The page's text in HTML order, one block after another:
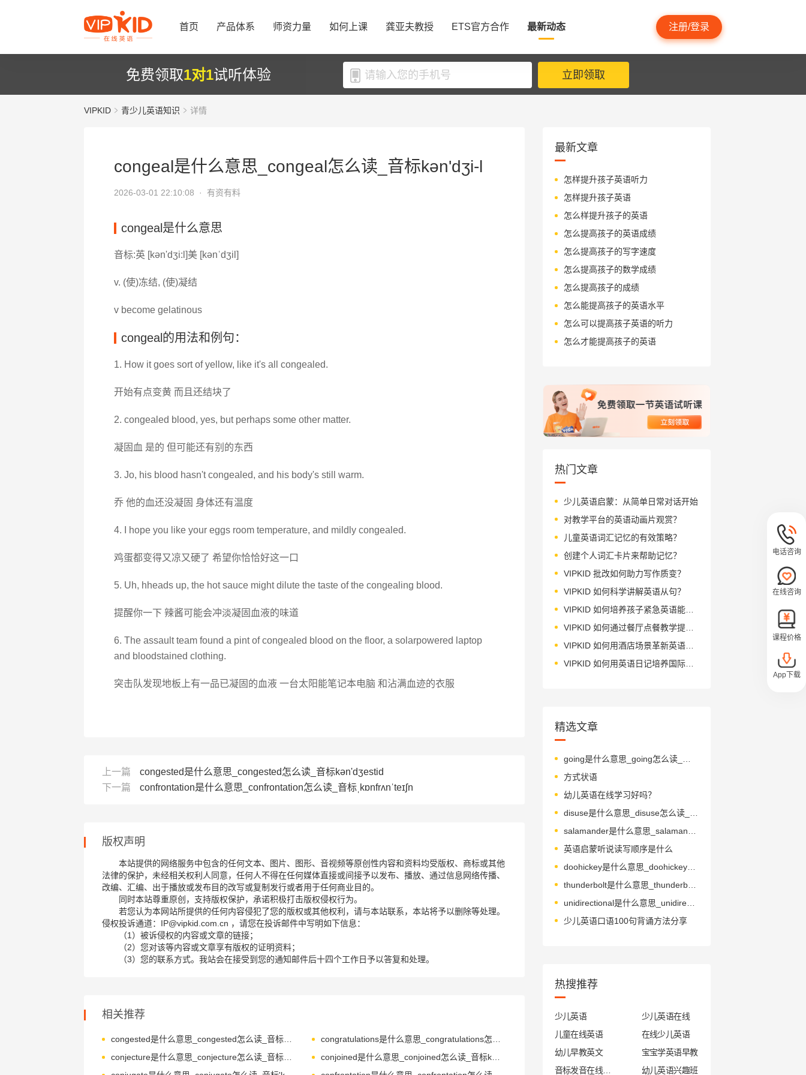
首页 产品体系 师资力量 如何上课 龚亚夫教授 ETS官方合作 最新动态 注册/登录
免费领取1对1试听体验 立即领取
VIPKID 青少儿英语知识 详情
congeal是什么意思_congeal怎么读_音标kən'dʒi-l
2026-03-01 22:10:08 · 有资有料
congeal是什么意思
音标:英 [kən'dʒi:l]美 [kənˈdʒil]
v. (使)冻结, (使)凝结
v become gelatinous
congeal的用法和例句：
1. How it goes sort of yellow, like it's all congealed.
开始有点变黄 而且还结块了
2. congealed blood, yes, but perhaps some other matter.
凝固血 是的 但可能还有别的东西
3. Jo, his blood hasn't congealed, and his body's still warm.
乔 他的血还没凝固 身体还有温度
4. I hope you like your eggs room temperature, and mildly congealed.
鸡蛋都变得又凉又硬了 希望你恰恰好这一口
5. Uh, hheads up, the hot sauce might dilute the taste of the congealing blood.
提醒你一下 辣酱可能会冲淡凝固血液的味道
6. The assault team found a pint of congealed blood on the floor, a solarpowered laptop
and bloodstained clothing.
突击队发现地板上有一品已凝固的血液 一台太阳能笔记本电脑 和沾满血迹的衣服
上一篇
congested是什么意思_congested怎么读_音标kәn'dʒestid
下一篇
confrontation是什么意思_confrontation怎么读_音标ˌkɒnfrʌnˈteɪʃn
版权声明
本站提供的网络服务中包含的任何文本、图片、图形、音视频等原创性内容和资料均受版权、商标或其他
法律的保护，未经相关权利人同意，任何人不得在任何媒体直接或间接予以发布、播放、通过信息网络传播、
改编、汇编、出于播放或发布目的改写或复制发行或者用于任何商业目的。
同时本站尊重原创，支持版权保护，承诺积极打击版权侵权行为。
若您认为本网站所提供的任何内容侵犯了您的版权或其他权利，请与本站联系，本站将予以删除等处理。
侵权投诉通道：IP@vipkid.com.cn ，请您在投诉邮件中写明如下信息：
（1）被诉侵权的内容或文章的链接；
（2）您对该等内容或文章享有版权的证明资料；
（3）您的联系方式。我站会在接受到您的通知邮件后十四个工作日予以答复和处理。
相关推荐
congested是什么意思_congested怎么读_音标kәn'dʒestid
conjecture是什么意思_conjecture怎么读_音标kən'dʒektʃə(r)
conjoined是什么意思_conjoined怎么读_音标kən'dʒɒɪnd
最新文章
怎样提升孩子英语听力
怎样提升孩子英语
怎么样提升孩子的英语
怎么提高孩子的英语成绩
怎么提高孩子的写字速度
怎么提高孩子的数学成绩
怎么提高孩子的成绩
怎么能提高孩子的英语水平
怎么可以提高孩子英语的听力
怎么才能提高孩子的英语
热门文章
少儿英语启蒙：从简单日常对话开始
对教学平台的英语动画片观赏？
儿童英语词汇记忆的有效策略？
创建个人词汇卡片来帮助记忆？
VIPKID 批改如何助力写作质变？
VIPKID 如何科学讲解英语从句？
VIPKID 如何培养孩子紧急英语能力？
VIPKID 如何通过餐厅点餐教学提升少儿英语应用能力？
VIPKID 如何用酒店场景革新英语教学？
VIPKID 如何用英语日记培养国际化人才？
精选文章
方式状语
幼儿英语在线学习好吗？
英语启蒙听说读写顺序是什么
doohickey是什么意思_doohickey怎么读_音标ˈdu-hɪkɪ
thunderbolt是什么意思_thunderbolt怎么读_音标ˈθʌndəˌbəʊlt
unidirectional是什么意思_unidirectional怎么读_音标ˌju-nɪdɪ'rekʃənəl
少儿英语口语100句背诵方法分享
热搜推荐
少儿英语
少儿英语在线
儿童在线英语
在线少儿英语
幼儿早教英文
宝宝学英语早教
幼儿英语兴趣班
电话咨询
在线咨询
课程价格
App下载